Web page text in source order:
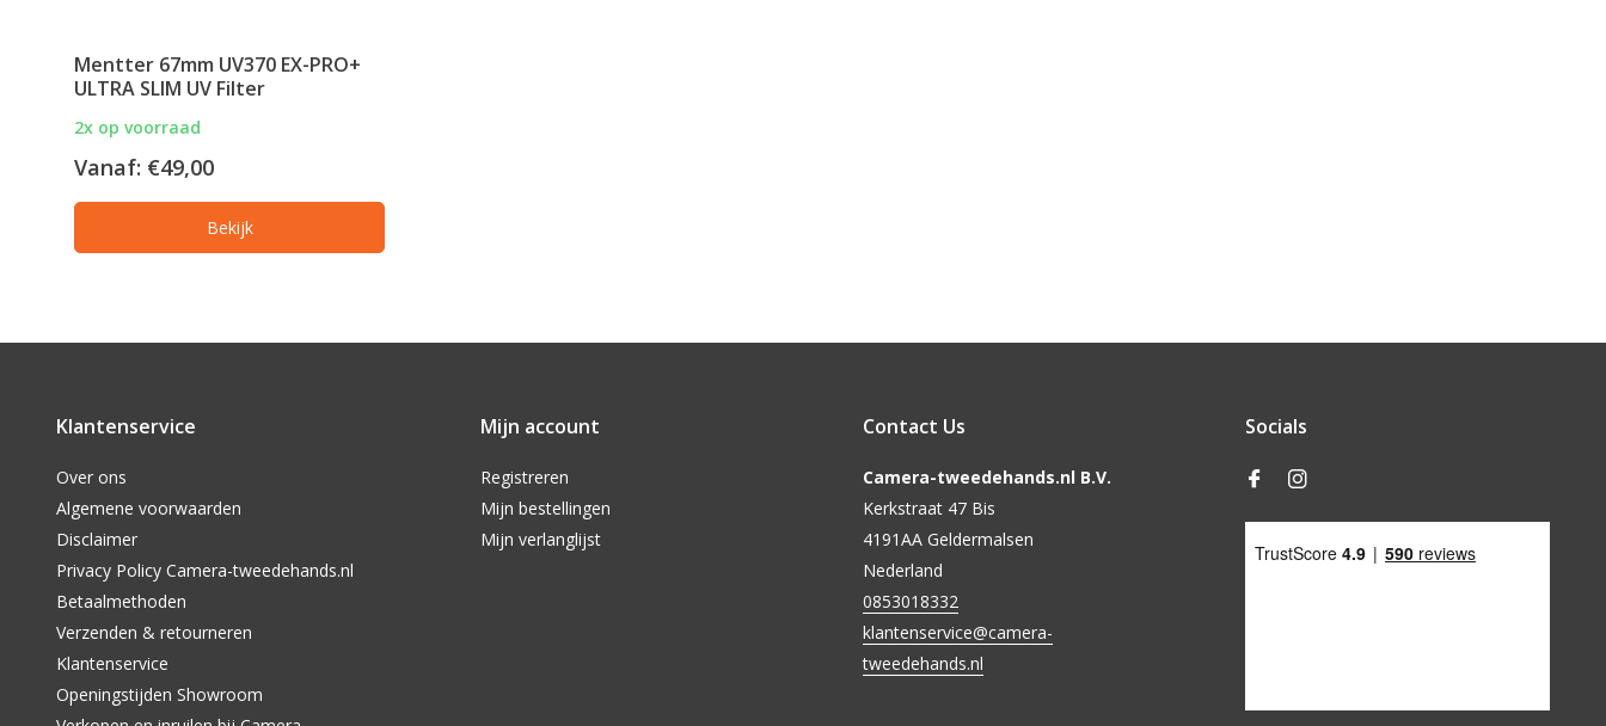
Mentter 67mm UV370 EX-PRO+
ULTRA SLIM UV Filter
2x op voorraad
Vanaf: €49,00
Bekijk
Klantenservice
Over ons
Algemene voorwaarden
Disclaimer
Privacy Policy Camera-tweedehands.nl
Betaalmethoden
Verzenden & retourneren
Klantenservice
Openingstijden Showroom
Mijn account
Registreren
Mijn bestellingen
Mijn verlanglijst
Contact Us
Camera-tweedehands.nl B.V.
Kerkstraat 47 Bis
4191AA Geldermalsen
Nederland
0853018332
klantenservice@camera-
tweedehands.nl
Socials